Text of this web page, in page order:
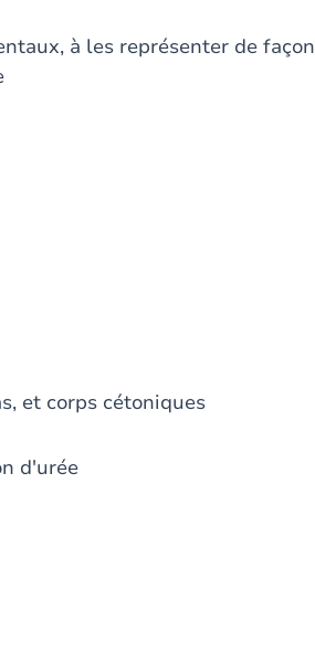
à les représenter de façon
et corps cétoniques
d'urée